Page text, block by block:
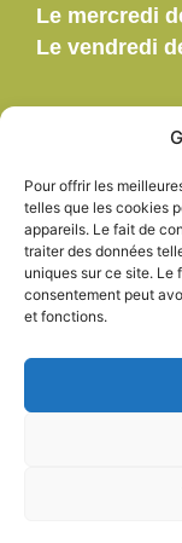
Pour offrir les
telles que les cookies
appareils. Le fait de
traiter des données
uniques sur ce site. Le
consentement peut
et fonctions.
Le mercredi
Le vendredi
Nos labels